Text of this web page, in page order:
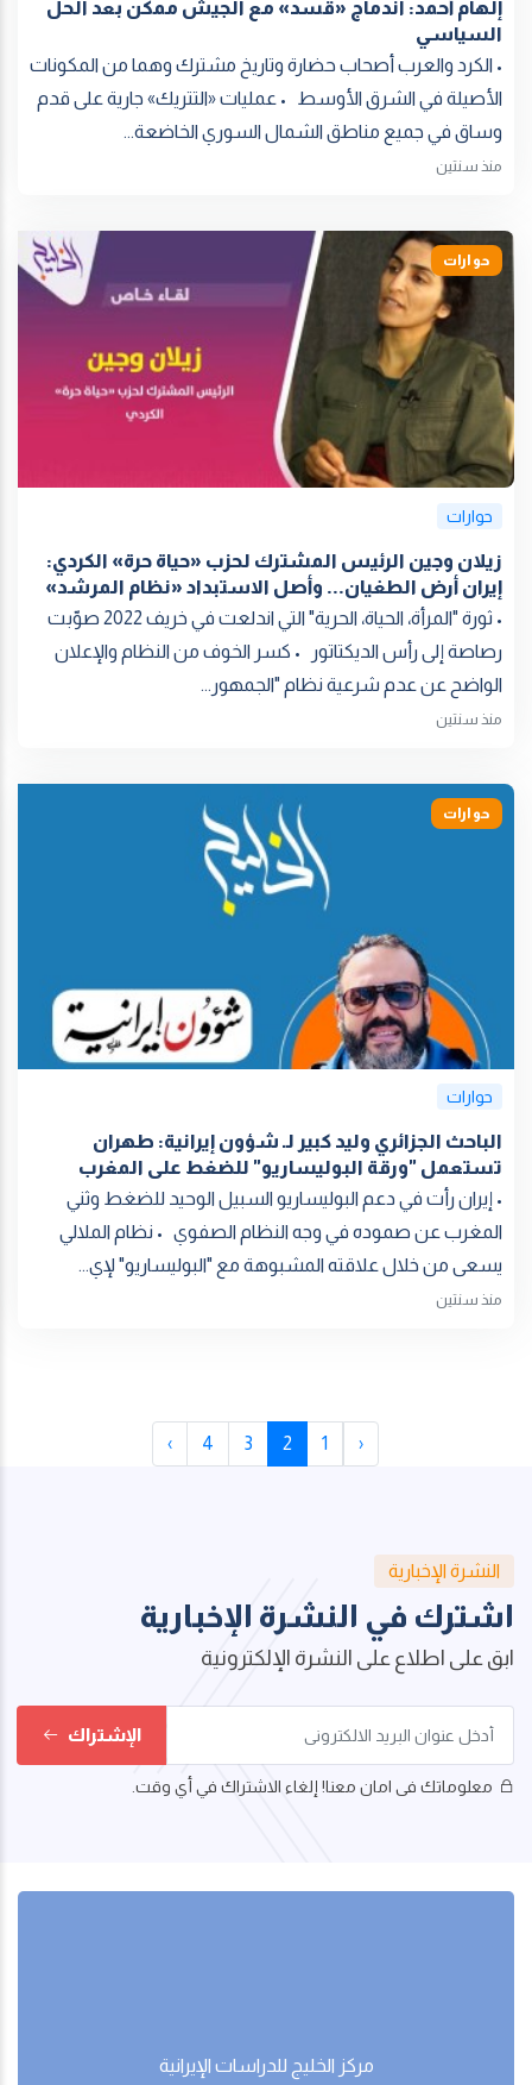
إلهام أحمد: اندماج «قسد» مع الجيش ممكن بعد الحل
السياسي
• الكرد والعرب أصحاب حضارة وتاريخ مشترك وهما من المكونات
الأصيلة في الشرق الأوسط • عمليات «التتريك» جارية على قدم
وساق في جميع مناطق الشمال السوري الخاضعة...
منذ سنتين
حوارات
حوارات
زيلان وجین الرئيس المشترك لحزب «حياة حرة» الكردي:
إيران أرض الطغيان... وأصل الاستبداد «نظام المرشد»
• ثورة "المرأة، الحياة، الحرية" التي اندلعت في خريف 2022 صوّبت
رصاصة إلى رأس الديكتاتور • كسر الخوف من النظام والإعلان
الواضح عن عدم شرعية نظام "الجمهور...
منذ سنتين
حوارات
حوارات
الباحث الجزائري وليد كبير لـ شؤون إيرانية: طهران
تستعمل "ورقة البوليساريو" للضغط على المغرب
• إيران رأت في دعم البوليساريو السبيل الوحيد للضغط وثني
المغرب عن صموده في وجه النظام الصفوي • نظام الملالي
يسعى من خلال علاقته المشبوهة مع "البوليساريو" لإي...
منذ سنتين
‹
1
2
3
4
›
النشرة الإخبارية
اشترك في النشرة الإخبارية
ابق على اطلاع على النشرة الإلكترونية
الإشتراك
معلوماتك فى امان معنا! إلغاء الاشتراك في أي وقت.
مركز الخليج للدراسات اﻹيرانية